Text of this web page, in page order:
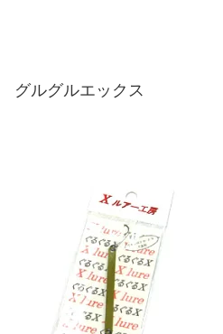
グルグルエックス